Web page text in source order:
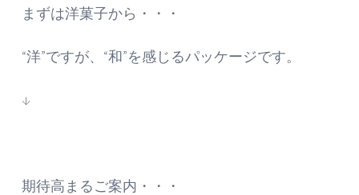
まずは洋菓子から・・・
“洋”ですが、“和”を感じるパッケージです。
↓
期待高まるご案内・・・